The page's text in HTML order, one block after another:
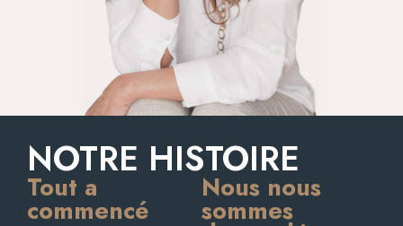
NOTRE HISTOIRE
Tout a
commencé
Nous nous
sommes